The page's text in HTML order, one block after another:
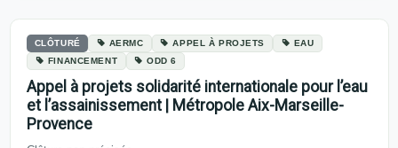
CLÔTURÉ AERMC APPEL À PROJETS
EAU
FINANCEMENT
ODD 6
Appel à projets solidarité internationale pour l’eau
et l’assainissement | Métropole Aix-Marseille-
Provence